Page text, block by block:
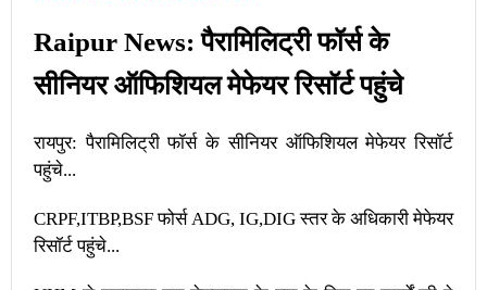
Raipur News: पैरामिलिट्री फॉर्स के
सीनियर ऑफिशियल मेफेयर रिसॉर्ट पहुंचे
रायपुर: पैरामिलिट्री फॉर्स के सीनियर ऑफिशियल मेफेयर रिसॉर्ट
पहुंचे...
CRPF,ITBP,BSF फोर्स ADG, IG,DIG स्तर के अधिकारी मेफेयर
रिसॉर्ट पहुंचे...